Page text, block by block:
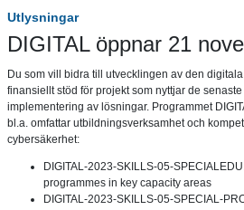
Utlysningar
DIGITAL öppnar 21
Du som vill bidra till utvecklingen av den
finansiellt stöd för projekt som nyttjar de
implementering av lösningar. Programmet
bl.a. omfattar utbildningsverksamhet och
cybersäkerhet:
DIGITAL-2023-SKILLS-05-
programmes in key capacity areas
DIGITAL-2023-SKILLS-05-SPECIAL-